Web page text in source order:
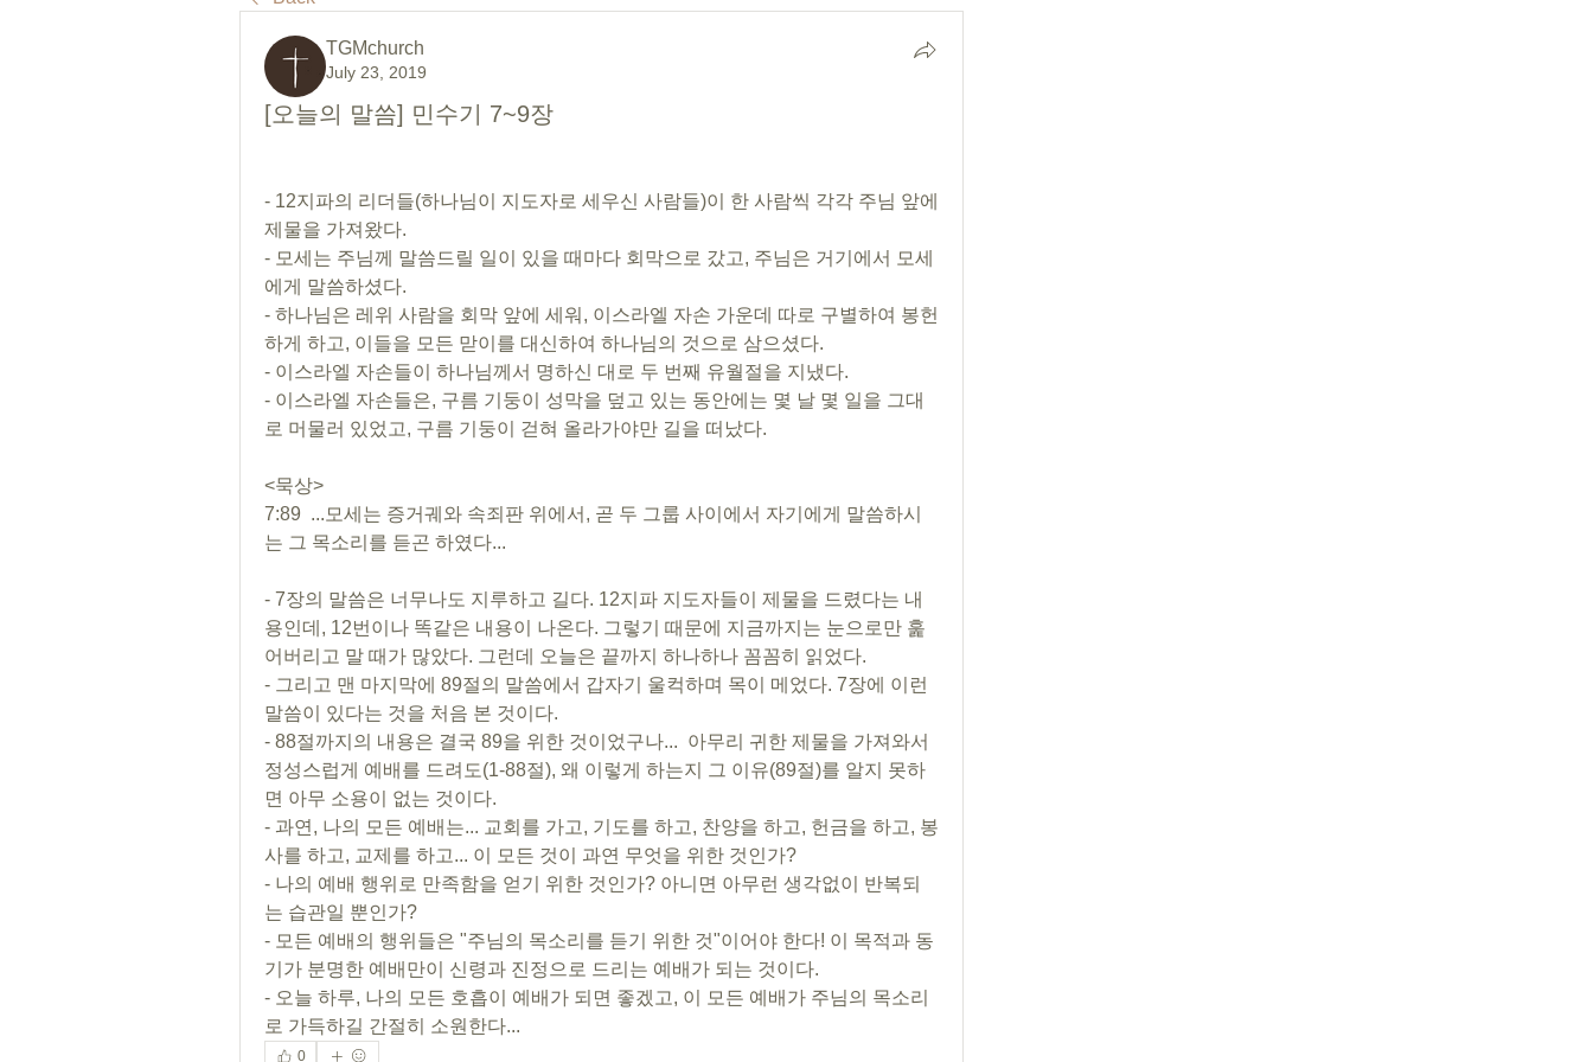
TGMchurch
July 23, 2019
[오늘의 말씀] 민수기 7~9장
- 12지파의 리더들(하나님이 지도자로 세우신 사람들)이 한 사람씩 각각 주님 앞에
제물을 가져왔다.
- 모세는 주님께 말씀드릴 일이 있을 때마다 회막으로 갔고, 주님은 거기에서 모세
에게 말씀하셨다.
- 하나님은 레위 사람을 회막 앞에 세워, 이스라엘 자손 가운데 따로 구별하여 봉헌
하게 하고, 이들을 모든 맏이를 대신하여 하나님의 것으로 삼으셨다.
- 이스라엘 자손들이 하나님께서 명하신 대로 두 번째 유월절을 지냈다.
- 이스라엘 자손들은, 구름 기둥이 성막을 덮고 있는 동안에는 몇 날 몇 일을 그대
로 머물러 있었고, 구름 기둥이 걷혀 올라가야만 길을 떠났다.
<묵상>
7:89  ...모세는 증거궤와 속죄판 위에서, 곧 두 그룹 사이에서 자기에게 말씀하시
는 그 목소리를 듣곤 하였다...
- 7장의 말씀은 너무나도 지루하고 길다. 12지파 지도자들이 제물을 드렸다는 내
용인데, 12번이나 똑같은 내용이 나온다. 그렇기 때문에 지금까지는 눈으로만 훑
어버리고 말 때가 많았다. 그런데 오늘은 끝까지 하나하나 꼼꼼히 읽었다.
- 그리고 맨 마지막에 89절의 말씀에서 갑자기 울컥하며 목이 메었다. 7장에 이런
말씀이 있다는 것을 처음 본 것이다.
- 88절까지의 내용은 결국 89을 위한 것이었구나...  아무리 귀한 제물을 가져와서
정성스럽게 예배를 드려도(1-88절), 왜 이렇게 하는지 그 이유(89절)를 알지 못하
면 아무 소용이 없는 것이다.
- 과연, 나의 모든 예배는... 교회를 가고, 기도를 하고, 찬양을 하고, 헌금을 하고, 봉
사를 하고, 교제를 하고... 이 모든 것이 과연 무엇을 위한 것인가?
- 나의 예배 행위로 만족함을 얻기 위한 것인가? 아니면 아무런 생각없이 반복되
는 습관일 뿐인가?
- 모든 예배의 행위들은 "주님의 목소리를 듣기 위한 것"이어야 한다! 이 목적과 동
기가 분명한 예배만이 신령과 진정으로 드리는 예배가 되는 것이다.
- 오늘 하루, 나의 모든 호흡이 예배가 되면 좋겠고, 이 모든 예배가 주님의 목소리
로 가득하길 간절히 소원한다...
0